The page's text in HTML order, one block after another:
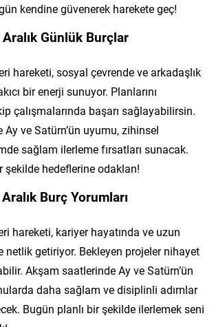
kendine güvenerek harekete geç!
Günlük Burçlar
hareketi, sosyal çevrende ve arkadaşlık
bir enerji sunuyor. Planlarını
çalışmalarında başarı sağlayabilirsin.
ve Satürn’ün uyumu, zihinsel
sağlam ilerleme fırsatları sunacak.
hedeflerine odaklan!
Burç Yorumları
hareketi, kariyer hayatında ve uzun
netlik getiriyor. Bekleyen projeler nihayet
Akşam saatlerinde Ay ve Satürn’ün
daha sağlam ve disiplinli adımlar
Bugün planlı bir şekilde ilerlemek seni